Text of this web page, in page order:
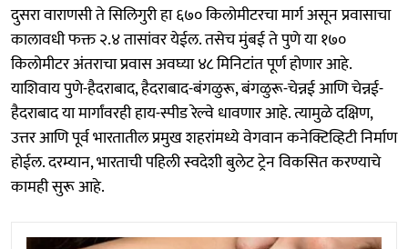
दुसरा वाराणसी ते सिलिगुरी हा ६७० किलोमीटरचा मार्ग असून प्रवासाचा
कालावधी फक्त २.४ तासांवर येईल. तसेच मुंबई ते पुणे या १७०
किलोमीटर अंतराचा प्रवास अवघ्या ४८ मिनिटांत पूर्ण होणार आहे.
याशिवाय पुणे-हैदराबाद, हैदराबाद-बंगळुरू, बंगळुरू-चेन्नई आणि चेन्नई-
हैदराबाद या मार्गांवरही हाय-स्पीड रेल्वे धावणार आहे. त्यामुळे दक्षिण,
उत्तर आणि पूर्व भारतातील प्रमुख शहरांमध्ये वेगवान कनेक्टिव्हिटी निर्माण
होईल. दरम्यान, भारताची पहिली स्वदेशी बुलेट ट्रेन विकसित करण्याचे
कामही सुरू आहे.